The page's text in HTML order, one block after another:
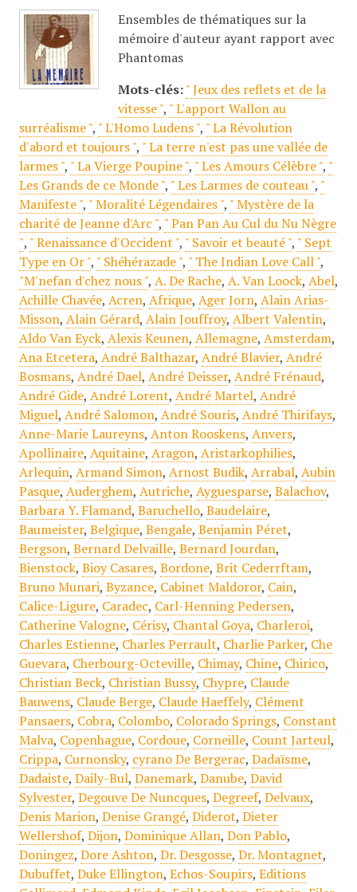
Ensembles de thématiques sur la
mémoire d'auteur ayant rapport avec
Phantomas
Mots-clés: " Jeux des reflets et de la
vitesse ", " L'apport Wallon au
surréalisme ", " L'Homo Ludens ", " La Révolution
d'abord et toujours ", " La terre n'est pas une vallée de
larmes ", " La Vierge Poupine ", " Les Amours Célèbre ", "
Les Grands de ce Monde ", " Les Larmes de couteau ", "
Manifeste ", " Moralité Légendaires ", " Mystère de la
charité de Jeanne d'Arc ", " Pan Pan Au Cul du Nu Nègre
", " Renaissance d'Occident ", " Savoir et beauté ", " Sept
Type en Or ", " Shéhérazade ", " The Indian Love Call ",
"M'nefan d'chez nous ", A. De Rache, A. Van Loock, Abel,
Achille Chavée, Acren, Afrique, Ager Jorn, Alain Arias-
Misson, Alain Gérard, Alain Jouffroy, Albert Valentin,
Aldo Van Eyck, Alexis Keunen, Allemagne, Amsterdam,
Ana Etcetera, André Balthazar, André Blavier, André
Bosmans, André Dael, André Deisser, André Frénaud,
André Gide, André Lorent, André Martel, André
Miguel, André Salomon, André Souris, André Thirifays,
Anne-Marie Laureyns, Anton Rooskens, Anvers,
Apollinaire, Aquitaine, Aragon, Aristarkophilies,
Arlequin, Armand Simon, Arnost Budik, Arrabal, Aubin
Pasque, Auderghem, Autriche, Ayguesparse, Balachov,
Barbara Y. Flamand, Baruchello, Baudelaire,
Baumeister, Belgique, Bengale, Benjamin Péret,
Bergson, Bernard Delvaille, Bernard Jourdan,
Bienstock, Bioy Casares, Bordone, Brit Cederrftam,
Bruno Munari, Byzance, Cabinet Maldoror, Cain,
Calice-Ligure, Caradec, Carl-Henning Pedersen,
Catherine Valogne, Cérisy, Chantal Goya, Charleroi,
Charles Estienne, Charles Perrault, Charlie Parker, Che
Guevara, Cherbourg-Octeville, Chimay, Chine, Chirico,
Christian Beck, Christian Bussy, Chypre, Claude
Bauwens, Claude Berge, Claude Haeffely, Clément
Pansaers, Cobra, Colombo, Colorado Springs, Constant
Malva, Copenhague, Cordoue, Corneille, Count Jarteul,
Crippa, Curnonsky, cyrano De Bergerac, Dadaïsme,
Dadaiste, Daily-Bul, Danemark, Danube, David
Sylvester, Degouve De Nuncques, Degreef, Delvaux,
Denis Marion, Denise Grangé, Diderot, Dieter
Wellershof, Dijon, Dominique Allan, Don Pablo,
Doningez, Dore Ashton, Dr. Desgosse, Dr. Montagnet,
Dubuffet, Duke Ellington, Echos-Soupirs, Editions